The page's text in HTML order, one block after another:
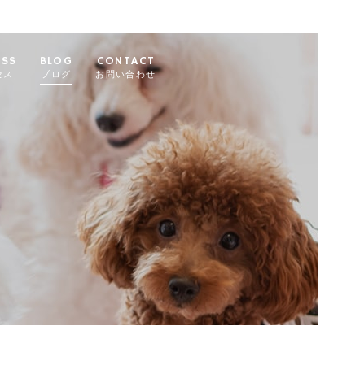
BLOG
ブログ
CONTACT
お問い合わせ